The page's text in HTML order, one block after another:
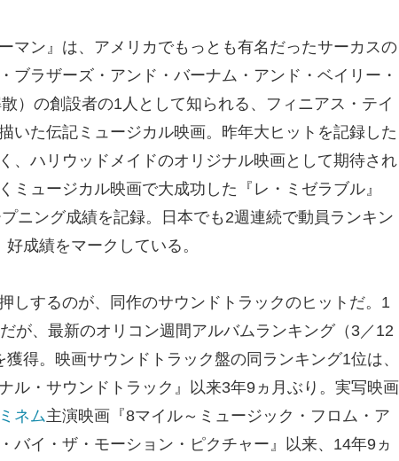
マン』は、アメリカでもっとも有名だったサーカスの
ブラザーズ・アンド・バーナム・アンド・ベイリー・
）の創設者の1人として知られる、フィニアス・テイ
いた伝記ミュージカル映画。昨年大ヒットを記録した
、ハリウッドメイドのオリジナル映画として期待され
ミュージカル映画で大成功した『レ・ミゼラブル』
プニング成績を記録。日本でも2週連続で動員ランキン
成績をマークしている。
しするのが、同作のサウンドトラックのヒットだ。1
が、最新のオリコン週間アルバムランキング（3／12
得。映画サウンドトラック盤の同ランキング1位は、
ル・サウンドトラック』以来3年9ヵ月ぶり。実写映画
ネム主演映画『8マイル～ミュージック・フロム・ア
バイ・ザ・モーション・ピクチャー』以来、14年9ヵ